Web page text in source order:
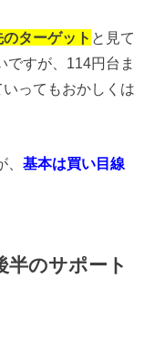
ターゲット と見て
ですが、114円台ま
ってもおかしくは
、基本は買い目線
半のサポート